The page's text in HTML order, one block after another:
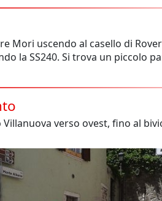
Mori uscendo al casello di
la SS240. Si trova un piccolo
verso ovest, fino al